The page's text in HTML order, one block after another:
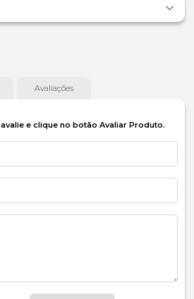
Avaliações
e clique no botão Avaliar Produto.